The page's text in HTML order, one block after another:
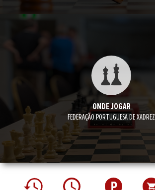
ONDE JOGAR
FEDERAÇÃO PORTUGUESA DE XADREZ